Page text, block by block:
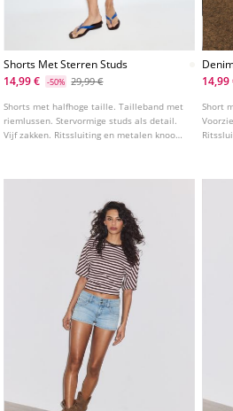
Shorts Met Sterren Studs
14,99 €
-50% 29,99 €
Shorts met halfhoge taille. Tailleband met
riemlussen. Stervormige studs als detail.
Vijf zakken. Ritssluiting en metalen knoop
14,99
Short